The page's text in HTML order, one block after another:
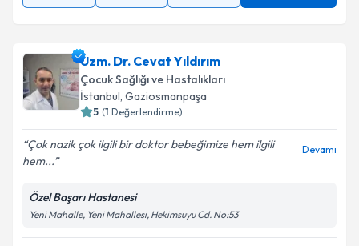
Uzm. Dr. Cevat Yıldırım
Çocuk Sağlığı ve Hastalıkları
İstanbul, Gaziosmanpaşa
5 (1 Değerlendirme)
Çok nazik çok ilgili bir doktor bebeğimize hem ilgili
hem...
Devamı
Özel Başarı Hastanesi
Yeni Mahalle, Yeni Mahallesi, Hekimsuyu Cd. No:53